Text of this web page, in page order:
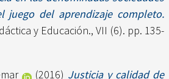
juego del aprendizaje completo.
y Educación., VII (6). pp. 135-
(2016) Justicia y calidad de